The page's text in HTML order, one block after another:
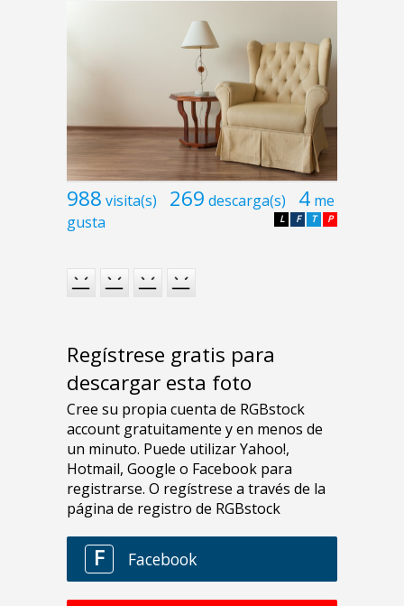
988 visita(s) 269 descarga(s) 4 me
gusta
P
T
F
L
Regístrese gratis para
descargar esta foto